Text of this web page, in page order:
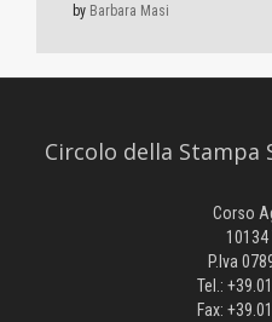
by Barbara Masi
Circolo della Stampa
Corso
P.Iva
Tel.:
Fax: